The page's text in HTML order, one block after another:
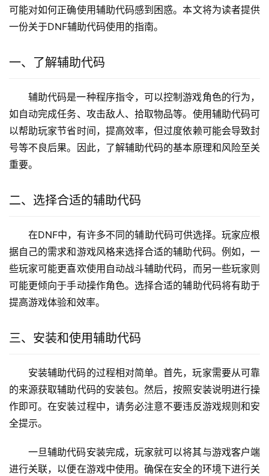
可能对如何正确使用辅助代码感到困惑。本文将为读者提供
一份关于DNF辅助代码使用的指南。
一、了解辅助代码
辅助代码是一种程序指令，可以控制游戏角色的行为，
如自动完成任务、攻击敌人、拾取物品等。使用辅助代码可
以帮助玩家节省时间，提高效率，但过度依赖可能会导致封
号等不良后果。因此，了解辅助代码的基本原理和风险至关
重要。
二、选择合适的辅助代码
在DNF中，有许多不同的辅助代码可供选择。玩家应根
据自己的需求和游戏风格来选择合适的辅助代码。例如，一
些玩家可能更喜欢使用自动战斗辅助代码，而另一些玩家则
可能更倾向于手动操作角色。选择合适的辅助代码将有助于
提高游戏体验和效率。
三、安装和使用辅助代码
安装辅助代码的过程相对简单。首先，玩家需要从可靠
的来源获取辅助代码的安装包。然后，按照安装说明进行操
作即可。在安装过程中，请务必注意不要违反游戏规则和安
全提示。
一旦辅助代码安装完成，玩家就可以将其与游戏客户端
进行关联，以便在游戏中使用。确保在安全的环境下进行关